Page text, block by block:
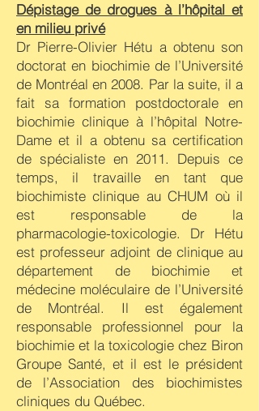
Dépistage de drogues à l’hôpital et
en milieu privé
Dr Pierre-Olivier Hétu a obtenu son
doctorat en biochimie de l’Université
de Montréal en 2008. Par la suite, il a
fait sa formation postdoctorale en
biochimie clinique à l’hôpital Notre-
Dame et il a obtenu sa certification
de spécialiste en 2011. Depuis ce
temps, il travaille en tant que
biochimiste clinique au CHUM où il
est responsable de la
pharmacologie-toxicologie. Dr Hétu
est professeur adjoint de clinique au
département de biochimie et
médecine moléculaire de l’Université
de Montréal. Il est également
responsable professionnel pour la
biochimie et la toxicologie chez Biron
Groupe Santé, et il est le président
de l’Association des biochimistes
cliniques du Québec.